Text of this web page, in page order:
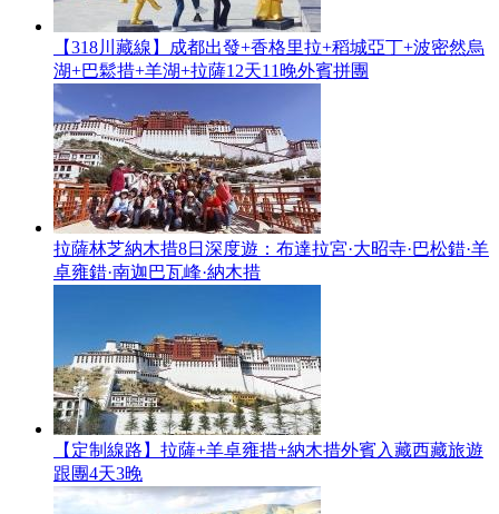
【318川藏線】成都出發+香格里拉+稻城亞丁+波密然烏
湖+巴鬆措+羊湖+拉薩12天11晚外賓拼團
拉薩林芝納木措8日深度遊：布達拉宮·大昭寺·巴松錯·羊
卓雍錯·南迦巴瓦峰·納木措
【定制線路】拉薩+羊卓雍措+納木措外賓入藏西藏旅遊
跟團4天3晚